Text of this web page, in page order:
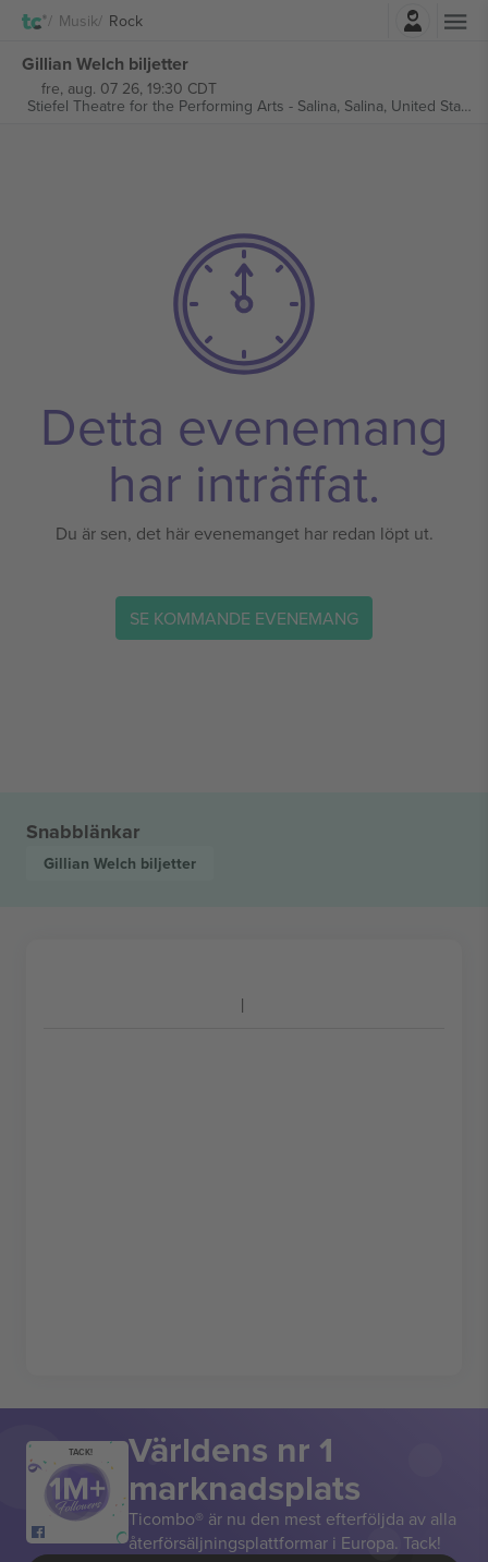
Musik Rock
Gillian Welch biljetter
fre, aug. 07 26, 19:30 CDT
Stiefel Theatre for the Performing Arts - Salina, Salina, United States
Detta evenemang
har inträffat.
Du är sen, det här evenemanget har redan löpt ut.
SE KOMMANDE EVENEMANG
Snabblänkar
Gillian Welch biljetter
TACK! Världens nr 1
marknadsplats
Ticombo® är nu den mest efterföljda av alla
återförsäljningsplattformar i Europa. Tack!